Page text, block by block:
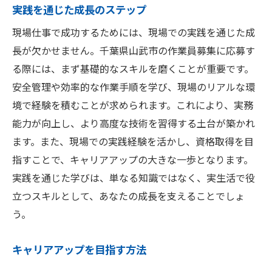
実践を通じた成長のステップ
現場仕事で成功するためには、現場での実践を通じた成
長が欠かせません。千葉県山武市の作業員募集に応募す
る際には、まず基礎的なスキルを磨くことが重要です。
安全管理や効率的な作業手順を学び、現場のリアルな環
境で経験を積むことが求められます。これにより、実務
能力が向上し、より高度な技術を習得する土台が築かれ
ます。また、現場での実践経験を活かし、資格取得を目
指すことで、キャリアアップの大きな一歩となります。
実践を通じた学びは、単なる知識ではなく、実生活で役
立つスキルとして、あなたの成長を支えることでしょ
う。
キャリアアップを目指す方法